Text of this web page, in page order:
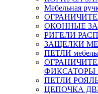
Мебельная
ОКОННЫЕ
РИГЕЛИ
ЗАЩЕЛКИ
ПЕТЛИ
ФИКСАТОРЫ
ПЕТЛИ
ЦЕПОЧКА